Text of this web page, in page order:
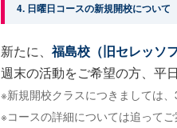
4. 日曜日コースの新規開校について
新たに、福島校（旧セレッソ
週末の活動をご希望の方、平
※新規開校クラスにつきましては
※コースの詳細については追って